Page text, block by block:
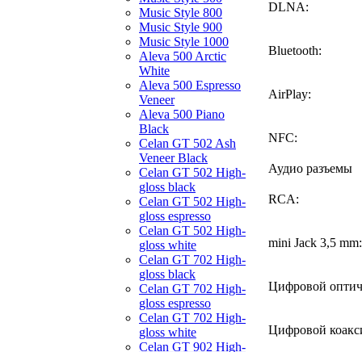
Music Style 800
Music Style 900
Music Style 1000
Aleva 500 Arctic
White
Aleva 500 Espresso
Veneer
Aleva 500 Piano
Black
Celan GT 502 Ash
Veneer Black
Celan GT 502 High-
gloss black
Celan GT 502 High-
gloss espresso
Celan GT 502 High-
gloss white
Celan GT 702 High-
gloss black
Celan GT 702 High-
gloss espresso
Celan GT 702 High-
gloss white
Celan GT 902 High-
DLNA:
Bluetooth:
AirPlay:
NFC:
Аудио разъемы
RCA:
mini Jack 3,5 mm:
Цифровой
Цифровой